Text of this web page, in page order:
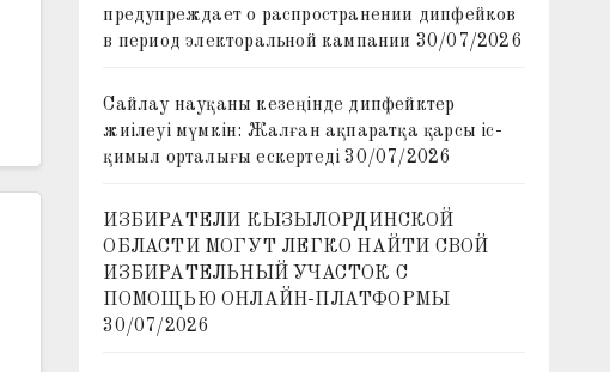
предупреждает о распространении дипфейков
в период электоральной кампании 30/07/2026
Сайлау науқаны кезеңінде дипфейктер
жиілеуі мүмкін: Жалған ақпаратқа қарсы іс-
қимыл орталығы ескертеді 30/07/2026
ИЗБИРАТЕЛИ КЫЗЫЛОРДИНСКОЙ
ОБЛАСТИ МОГУТ ЛЕГКО НАЙТИ СВОЙ
ИЗБИРАТЕЛЬНЫЙ УЧАСТОК С
ПОМОЩЬЮ ОНЛАЙН-ПЛАТФОРМЫ
30/07/2026